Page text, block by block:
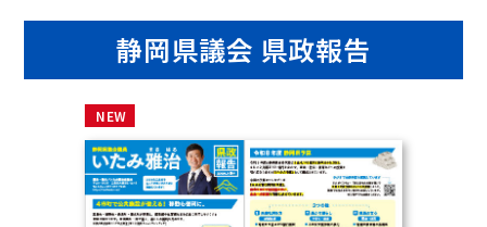
〒411-0035 三島市大宮町3-14-15
TEL & FAX 055-975-7896
https://m-itami.com
静岡県議会 県政報告
NEW